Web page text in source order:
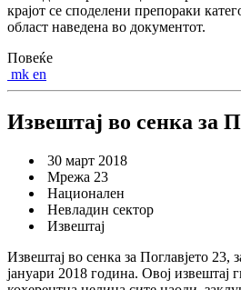
крајот се споделени препораки
област наведена во документот.
Повеќе
mk en
Извештај во сенка за
30 март 2018
Мрежа 23
Национален
Невладин сектор
Извештај
Извештај во сенка за Поглавјето 23,
јануари 2018 година. Овој извештај